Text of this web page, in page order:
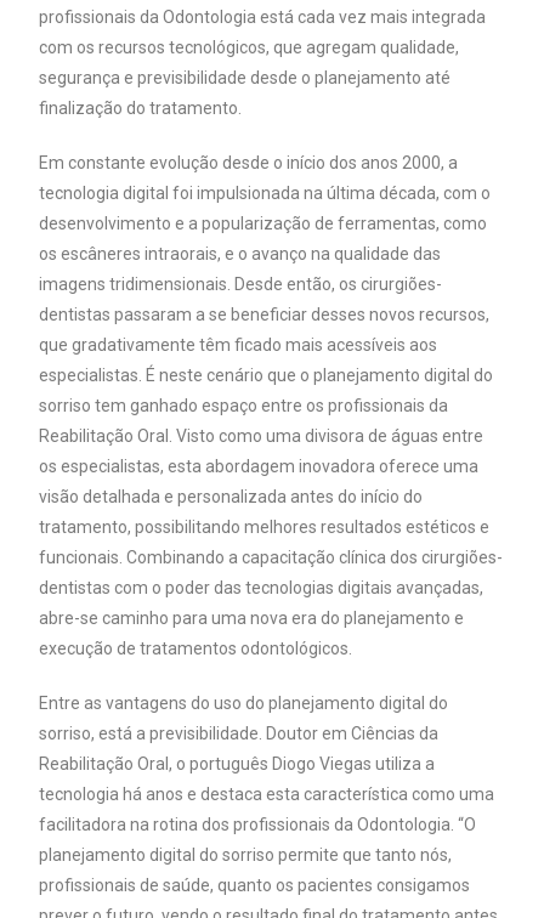
profissionais da Odontologia está cada vez mais integrada
com os recursos tecnológicos, que agregam qualidade,
segurança e previsibilidade desde o planejamento até
finalização do tratamento.
Em constante evolução desde o início dos anos 2000, a
tecnologia digital foi impulsionada na última década, com o
desenvolvimento e a popularização de ferramentas, como
os escâneres intraorais, e o avanço na qualidade das
imagens tridimensionais. Desde então, os cirurgiões-
dentistas passaram a se beneficiar desses novos recursos,
que gradativamente têm ficado mais acessíveis aos
especialistas. É neste cenário que o planejamento digital do
sorriso tem ganhado espaço entre os profissionais da
Reabilitação Oral. Visto como uma divisora de águas entre
os especialistas, esta abordagem inovadora oferece uma
visão detalhada e personalizada antes do início do
tratamento, possibilitando melhores resultados estéticos e
funcionais. Combinando a capacitação clínica dos cirurgiões-
dentistas com o poder das tecnologias digitais avançadas,
abre-se caminho para uma nova era do planejamento e
execução de tratamentos odontológicos.
Entre as vantagens do uso do planejamento digital do
sorriso, está a previsibilidade. Doutor em Ciências da
Reabilitação Oral, o português Diogo Viegas utiliza a
tecnologia há anos e destaca esta característica como uma
facilitadora na rotina dos profissionais da Odontologia. “O
planejamento digital do sorriso permite que tanto nós,
profissionais de saúde, quanto os pacientes consigamos